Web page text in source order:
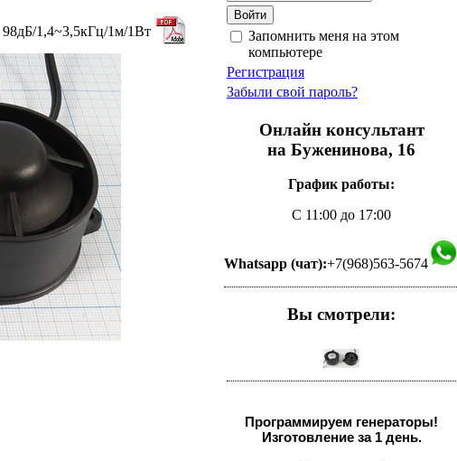
98дБ/1,4~3,5кГц/1м/1Вт
Запомнить меня на этом
компьютере
Регистрация
Забыли свой пароль?
Онлайн консультант
на Буженинова, 16
График работы:
С 11:00 до 17:00
Whatsapp (чат):+7(968)563-5674
Вы смотрели:
Программируем генераторы!
Изготовление за 1 день.